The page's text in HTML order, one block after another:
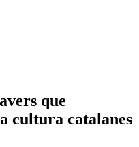
que
cultura catalanes